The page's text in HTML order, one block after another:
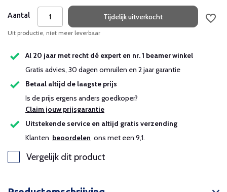
Aantal Tijdelijk uitverkocht
Uit productie, niet meer leverbaar
Al 20 jaar met recht dé expert en nr. 1 beamer winkel
Gratis advies, 30 dagen omruilen en 2 jaar garantie
Betaal altijd de laagste prijs
Is de prijs ergens anders goedkoper?
Claim jouw prijsgarantie
Uitstekende service en altijd gratis verzending
Klanten beoordelen ons met een 9,1.
Vergelijk dit product